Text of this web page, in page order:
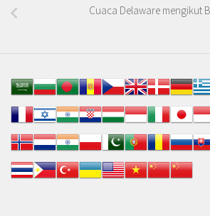
Cuaca Delaware mengikut